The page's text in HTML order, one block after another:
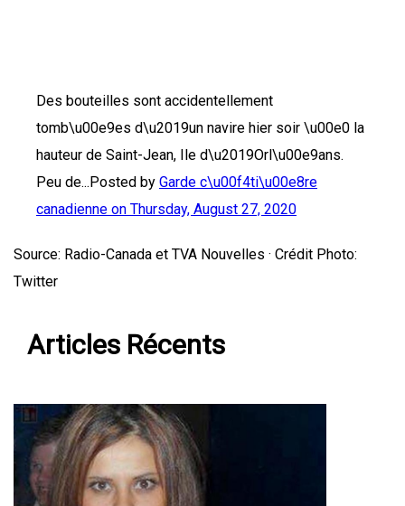
Des bouteilles sont accidentellement
tomb\u00e9es d\u2019un navire hier soir \u00e0 la
hauteur de Saint-Jean, Ile d\u2019Orl\u00e9ans.
Peu de...Posted by Garde c\u00f4ti\u00e8re
canadienne on Thursday, August 27, 2020
Source: Radio-Canada et TVA Nouvelles · Crédit Photo:
Twitter
Articles Récents